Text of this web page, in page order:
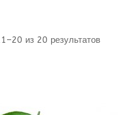
из 20 результатов